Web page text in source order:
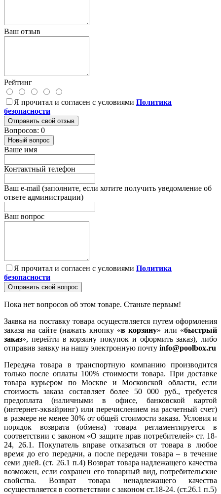
Ваш отзыв
Рейтинг
Я прочитал и согласен с условиями Политика
безопасности
Отправить свой отзыв
Вопросов: 0
Новый вопрос
Ваше имя
Контактный телефон
Ваш e-mail (заполните, если хотите получить уведомление об
ответе администрации)
Ваш вопрос
Я прочитал и согласен с условиями Политика
безопасности
Отправить свой вопрос
Пока нет вопросов об этом товаре. Станьте первым!
Заявка на поставку товара осуществляется путем оформления
заказа на сайте (нажать кнопку «в корзину» или «быстрый
заказ», перейти в корзину покупок и оформить заказ), либо
отправив заявку на нашу электронную почту info@poolbox.ru
Передача товара в транспортную компанию производится
только после оплаты 100% стоимости товара. При доставке
товара курьером по Москве и Московской области, если
стоимость заказа составляет более 50 000 руб., требуется
предоплата (наличными в офисе, банковской картой
(интернет-эквайринг) или перечислением на расчетный счет)
в размере не менее 30% от общей стоимости заказа. Условия и
порядок возврата (обмена) товара регламентируется в
соответствии с законом «О защите прав потребителей» ст. 18-
24, 26.1. Покупатель вправе отказаться от товара в любое
время до его передачи, а после передачи товара – в течение
семи дней. (ст. 26.1 п.4) Возврат товара надлежащего качества
возможен, если сохранен его товарный вид, потребительские
свойства. Возврат товара ненадлежащего качества
осуществляется в соответствии с законом ст.18-24. (ст.26.1 п.5)